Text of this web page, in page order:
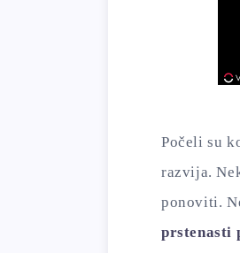
Počeli su
razvija.
ponoviti.
prstenasti